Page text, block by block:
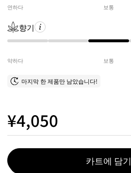
연하다 보통
향기
약하다 보통
마지막 한 제품만 남았습니다!
¥4,050
카트에 담기